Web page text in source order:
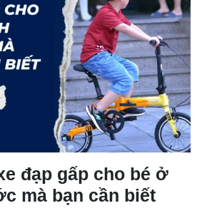
đạp gấp cho bé ở
mà bạn cần biết